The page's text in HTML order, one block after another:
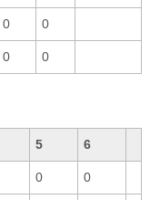
0 0
0 0
5 6
0 0